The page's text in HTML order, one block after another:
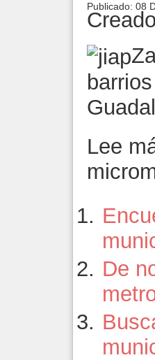
Publicado: 08
Lee
De